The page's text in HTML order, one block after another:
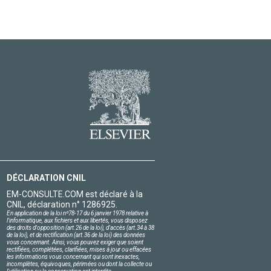
DÉCLARATION CNIL
EM-CONSULTE.COM est déclaré à la
CNIL, déclaration n° 1286925.
En application de la loi nº78-17 du 6 janvier 1978 relative à
l'informatique, aux fichiers et aux libertés, vous disposez
des droits d'opposition (art.26 de la loi), d'accès (art.34 à 38
de la loi), et de rectification (art.36 de la loi) des données
vous concernant. Ainsi, vous pouvez exiger que soient
rectifiées, complétées, clarifiées, mises à jour ou effacées
les informations vous concernant qui sont inexactes,
incomplètes, équivoques, périmées ou dont la collecte ou